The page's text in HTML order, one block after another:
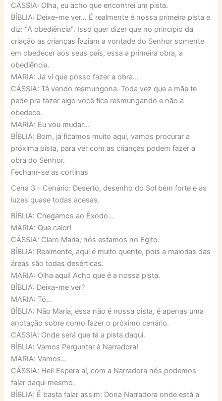
CÁSSIA: Olha, eu acho que encontrei um pista.
BÍBLIA: Deixe-me ver… É realmente é nossa primeira pista e
diz: “A obediência”. Isso quer dizer que no princípio da
criação as crianças faziam a vontade do Senhor somente
em obedecer aos seus pais, essa a primeira obra, a
obediência.
MARIA: Já vi que posso fazer a obra…
CÁSSIA: Tá vendo resmungona. Toda vez que a mãe te
pede pra fazer algo você fica resmungando e não a
obedece.
MARIA: Eu vou mudar…
BÍBLIA: Bom, já ficamos muito aqui, vamos procurar a
próxima pista, para ver com as crianças podem fazer a
obra do Senhor.
Fecham-se as cortinas
Cena 3 – Cenário: Deserto, desenho do Sol bem forte e as
luzes quase todas acesas.
BÍBLIA: Chegamos ao Êxodo…
MARIA: Que calor!
CÁSSIA: Claro Maria, nós estamos no Egito.
BÍBLIA: Realmente, aqui é muito quente, pois a maiorias das
áreas são todas desérticas.
MARIA: Olha aqui! Acho que é a nossa pista.
BÍBLIA: Deixa-me ver?
MARIA: Tó…
BÍBLIA: Não Maria, essa não é nossa pista, é apenas uma
anotação sobre como fazer o próximo cenário.
CÁSSIA: Onde será que tá a pista daqui.
BÍBLIA: Vamos Perguntar à Narradora!
MARIA: Vamos…
CÁSSIA: Hei! Espera aí, com a Narradora nós podemos
falar daqui mesmo.
BÍBLIA: É basta falar assim: Dona Narradora onde está a